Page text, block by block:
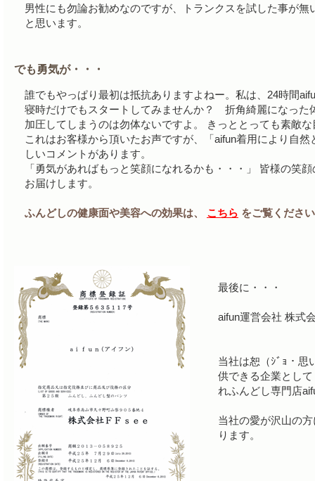
男性にも勿論お勧めなのですが、トランクスを試した事が
と思います。
でも勇気が・・・
誰でもやっぱり最初は抵抗ありますよねー。私は、24時間
寝時だけでもスタートしてみませんか？ 折角綺麗になった
加圧してしまうのは勿体ないですよ。 きっととっても素敵
これはお客様から頂いたお声ですが、「aifun着用により自
しいコメントがあります。
「勇気があればもっと笑顔になれるかも・・・」 皆様の笑
お届けします。
ふんどしの健康面や美容への効果は、 こちら をご覧くださ
最後に・・・
aifun運営会社 株式
当社は恕（ｼﾞｮ・思
供できる企業とし
れふんどし専門店
当社の愛が沢山の
ります。